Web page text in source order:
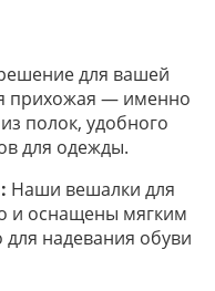
для вашей
прихожая — именно
полок, удобного
для одежды.
Наши вешалки для
и оснащены мягким
надевания обуви